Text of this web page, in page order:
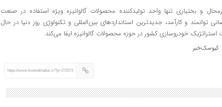
شرکت ورق‌خودرو چهارمحال و بختیاری تنها واحد تولیدکننده محصولات گالوانیزه ویژه استفاده در صنعت
توانمند و کارآمد، جدیدترین استانداردهای بین‌المللی و تکنولوژی روز دنیا در حال
خودروسازی کشور در حوزه محصولات گالوانیزه ایفا می‌کند.
کیوسک‌خبر
https://www.kioskekhabar.ir/?p=272573